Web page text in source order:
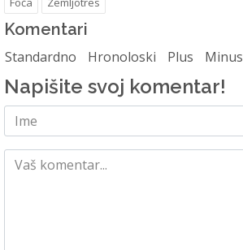
Komentari
Standardno Hronoloski Plus Minus
Napišite svoj komentar!